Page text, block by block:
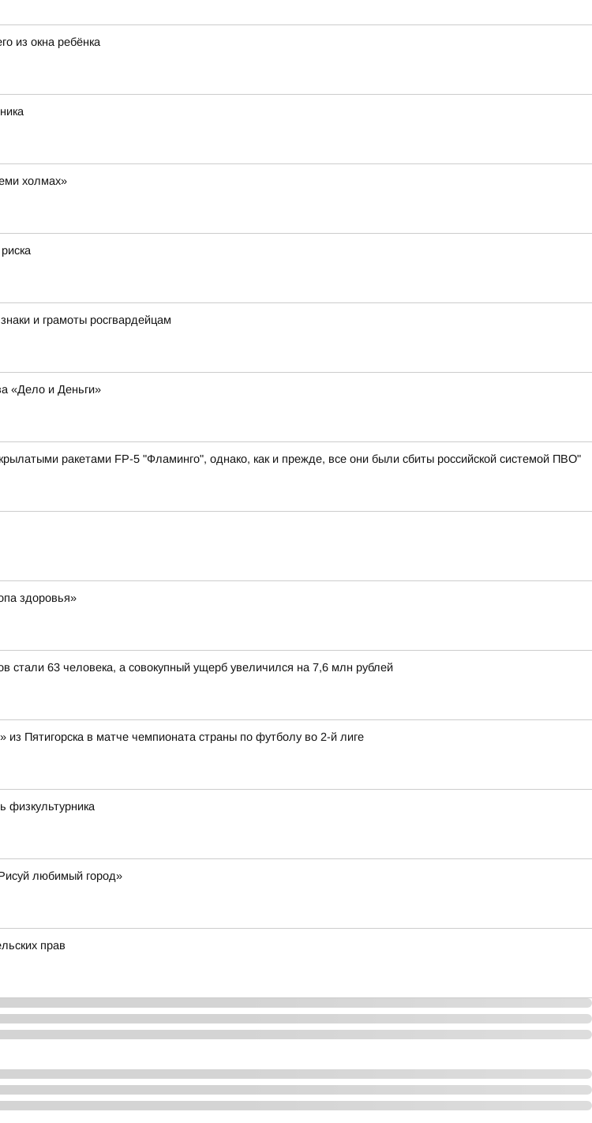
из окна ребёнка
холмах»
и грамоты росгвардейцам
«Дело и Деньги»
ракетами FP-5 "Фламинго", однако, как и прежде, все они были сбиты российской системой ПВО"
здоровья»
63 человека, а совокупный ущерб увеличился на 7,6 млн рублей
Пятигорска в матче чемпионата страны по футболу во 2-й лиге
физкультурника
любимый город»
прав